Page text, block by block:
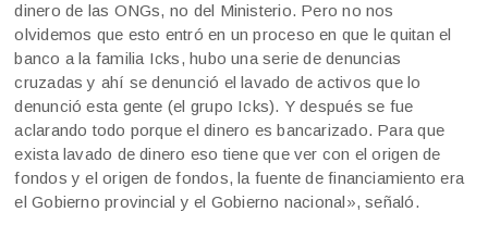
dinero de las ONGs, no del Ministerio. Pero no nos
olvidemos que esto entró en un proceso en que le quitan el
banco a la familia Icks, hubo una serie de denuncias
cruzadas y ahí se denunció el lavado de activos que lo
denunció esta gente (el grupo Icks). Y después se fue
aclarando todo porque el dinero es bancarizado. Para que
exista lavado de dinero eso tiene que ver con el origen de
fondos y el origen de fondos, la fuente de financiamiento era
el Gobierno provincial y el Gobierno nacional», señaló.